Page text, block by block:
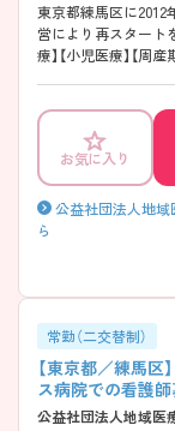
東京都練馬区に2012
営により再スタート
療】【小児医療】【周
制度も充実してい
周辺は住宅地で、お
きな公園があり、
す。 ご興味ある方
話しいたしますので
お気に入り
公益社団法人地
ら
常勤（二交替制）
【東京都／練馬区
ス病院での看護
公益社団法人地域